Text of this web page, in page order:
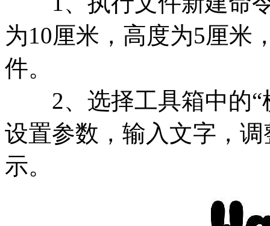
为10厘米，高度为5厘米
件。
2、选择工具箱中的“
设置参数，输入文字，
示。